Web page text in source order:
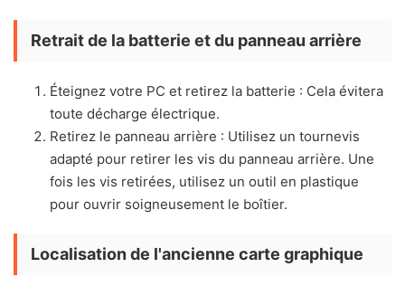
Retrait de la batterie et du panneau arrière
Éteignez votre PC et retirez la batterie : Cela évitera
toute décharge électrique.
Retirez le panneau arrière : Utilisez un tournevis
adapté pour retirer les vis du panneau arrière. Une
fois les vis retirées, utilisez un outil en plastique
pour ouvrir soigneusement le boîtier.
Localisation de l'ancienne carte graphique